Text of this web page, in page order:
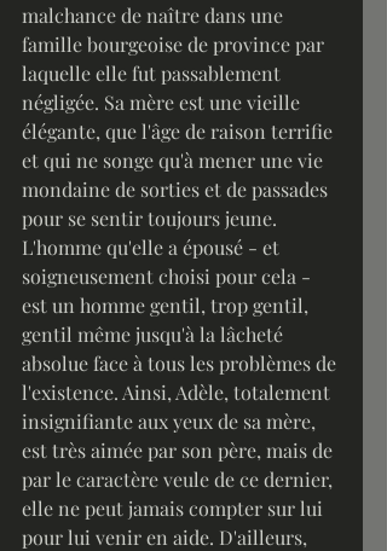
malchance de naître dans une
famille bourgeoise de province par
laquelle elle fut passablement
négligée. Sa mère est une vieille
élégante, que l'âge de raison terrifie
et qui ne songe qu'à mener une vie
mondaine de sorties et de passades
pour se sentir toujours jeune.
L'homme qu'elle a épousé - et
soigneusement choisi pour cela -
est un homme gentil, trop gentil,
gentil même jusqu'à la lâcheté
absolue face à tous les problèmes de
l'existence. Ainsi, Adèle, totalement
insignifiante aux yeux de sa mère,
est très aimée par son père, mais de
par le caractère veule de ce dernier,
elle ne peut jamais compter sur lui
pour lui venir en aide. D'ailleurs,